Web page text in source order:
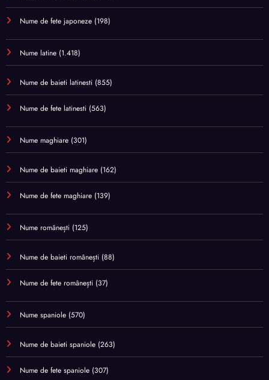
Nume de fete japoneze (198)
Nume latine (1.418)
Nume de baieti latinesti (855)
Nume de fete latinesti (563)
Nume maghiare (301)
Nume de baieti maghiare (162)
Nume de fete maghiare (139)
Nume românești (125)
Nume de baieti românești (88)
Nume de fete românești (37)
Nume spaniole (570)
Nume de baieti spaniole (263)
Nume de fete spaniole (307)